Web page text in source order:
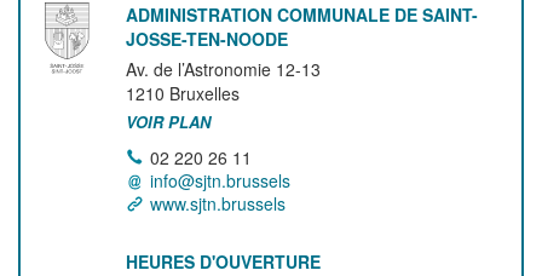
ADMINISTRATION COMMUNALE DE SAINT-
JOSSE-TEN-NOODE
Av. de l’Astronomie 12-13
1210 Bruxelles
VOIR PLAN
02 220 26 11
info@sjtn.brussels
www.sjtn.brussels
HEURES D'OUVERTURE